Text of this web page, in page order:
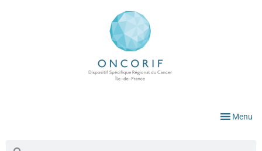
Menu